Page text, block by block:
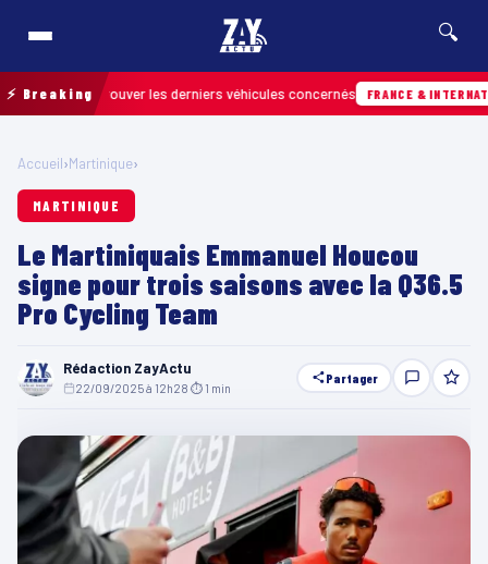
🔍
⚡ Breaking
retrouver les derniers véhicules concernés FRANCE & INTERNATIONALE
Accueil›Martinique›
MARTINIQUE
Le Martiniquais Emmanuel Houcou
signe pour trois saisons avec la Q36.5
Pro Cycling Team
Rédaction ZayActu
22/09/2025 à 12h28 ⏱ 1 min
Partager